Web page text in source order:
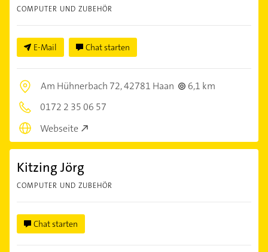
COMPUTER UND ZUBEHÖR
E-Mail Chat starten
Am Hühnerbach 72,42781 Haan
6,1 km
0172 2 35 06 57
Webseite
Kitzing Jörg
COMPUTER UND ZUBEHÖR
Chat starten